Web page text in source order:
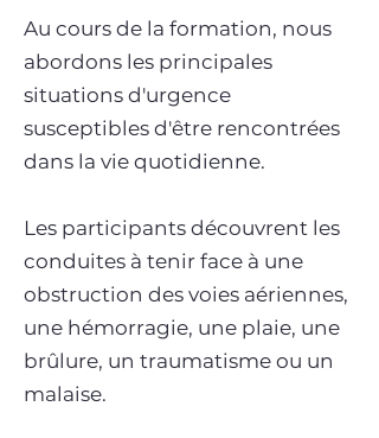
Au cours de la formation, nous
abordons les principales
situations d'urgence
susceptibles d'être rencontrées
dans la vie quotidienne.
Les participants découvrent les
conduites à tenir face à une
obstruction des voies aériennes,
une hémorragie, une plaie, une
brûlure, un traumatisme ou un
malaise.